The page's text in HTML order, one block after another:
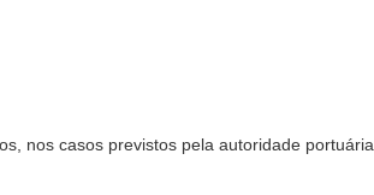
nos casos previstos pela autoridade portuária.